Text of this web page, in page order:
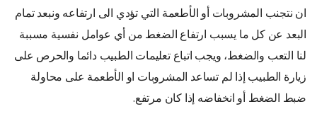
ان نتجنب المشروبات أو الأطعمة التي تؤدي الى ارتفاعه ونبعد تمام
البعد عن كل ما يسبب ارتفاع الضغط من أي عوامل نفسية مسببة
لنا التعب والضغط، ويجب اتباع تعليمات الطبيب دائما والحرص على
زيارة الطبيب إذا لم تساعد المشروبات او الأطعمة على محاولة
ضبط الضغط أو انخفاضه إذا كان مرتفع.